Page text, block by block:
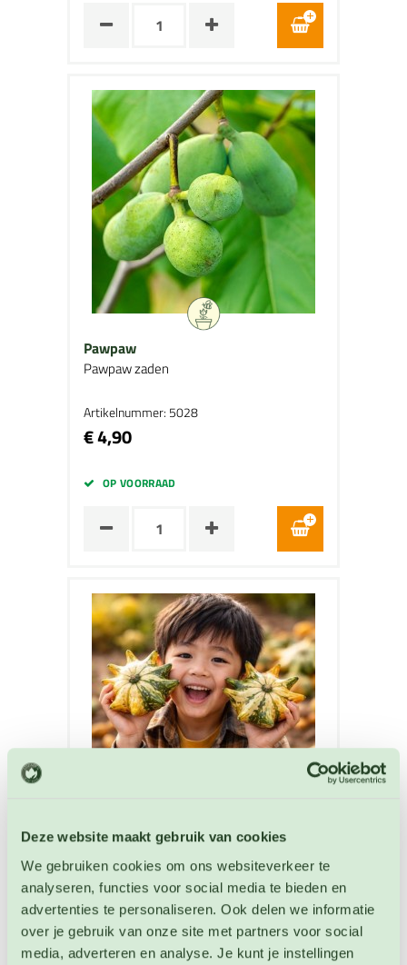
Deze website maakt gebruik van cookies
We gebruiken cookies om ons websiteverkeer te
analyseren, functies voor social media te bieden en
advertenties te personaliseren. Ook delen we informatie
over je gebruik van onze site met partners voor social
media, adverteren en analyse. Je kunt je instellingen
Pawpaw
Pawpaw zaden
Artikelnummer: 5028
€ 4,90
OP VOORRAAD
Sierkalebas Shenot Crowns of Thorns
Kalebas zaden
Artikelnummer: 4922
€ 3,50